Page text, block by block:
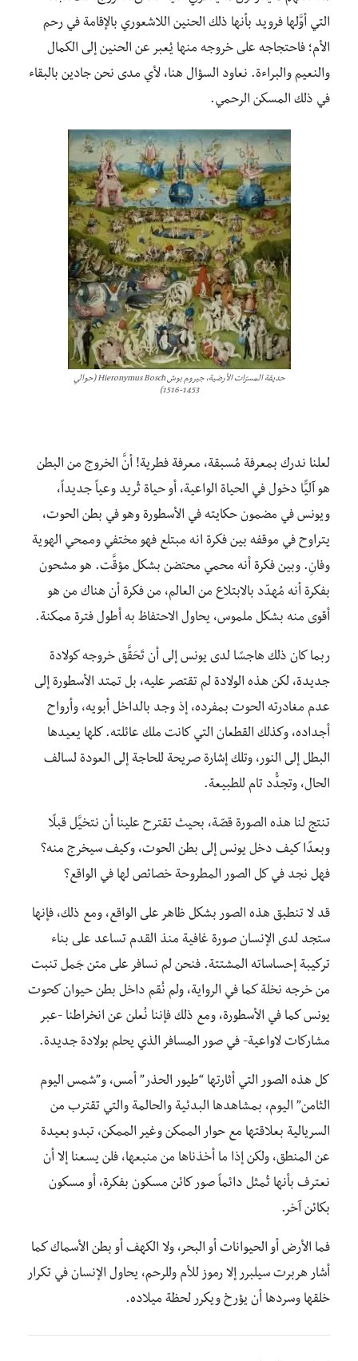
التي أوَّلها فرويد بأنها ذلك الحنين اللاشعوري بالإقامة في رحم
الأم؛ فاحتجاجه على خروجه منها يُعبر عن الحنين إلى الكمال
والنعيم والبراءة. نعاود السؤال هنا، لأي مدى نحن جادين بالبقاء
في ذلك المسكن الرحمي.
حديقة المسرّات الأرضية، جيروم بوش Hieronymus Bosch (حوالي
1453-1516)
لعلنا ندرك بمعرفة مُسبقة، معرفة فطرية! أنَّ الخروج من البطن
هو آليًّا دخول في الحياة الواعية، أو حياة تُريد وعياً جديداً،
ويونس في مضمون حكايته في الأسطورة وهو في بطن الحوت،
يتراوح في موقفه بين فكرة انه مبتلع فهو مختفي وممحي الهوية
وفانِ. وبين فكرة أنه محمي محتضن بشكل مؤقَّت. هو مشحون
بفكرة أنه مُهدّد بالابتلاع من العالم، من فكرة أن هناك من هو
أقوى منه بشكل ملموس، يحاول الاحتفاظ به أطول فترة ممكنة.
ربما كان ذلك هاجسًا لدى يونس إلى أن تَحَقَّق خروجه كولادة
جديدة، لكن هذه الولادة لم تقتصر عليه، بل تمتد الأسطورة إلى
عدم مغادرته الحوت بمفرده، إذ وجد بالداخل أبويه، وأرواح
أجداده، وكذلك القطعان التي كانت ملك عائلته. كلها يعيدها
البطل إلى النور، وتلك إشارة صريحة للحاجة إلى العودة لسالف
الحال، وتجدُّد تام للطبيعة.
تنتج لنا هذه الصورة قصّة، بحيث تقترح علينا أن نتخيَّل قبلًا
وبعدًا كيف دخل يونس إلى بطن الحوت، وكيف سيخرج منه؟
فهل نجد في كل الصور المطروحة خصائص لها في الواقع؟
قد لا تنطبق هذه الصور بشكل ظاهر على الواقع، ومع ذلك، فإنها
ستجد لدى الإنسان صورة غافية منذ القدم تساعد على بناء
تركيبة إحساساته المشتتة. فنحن لم نسافر على متن جَمل تنبت
من خرجه نخلة كما في الرواية، ولم نُقم داخل بطن حيوان كحوت
يونس كما في الأسطورة، ومع ذلك فإننا نُعلن عن انخراطنا -عبر
مشاركات لاواعية- في صور المسافر الذي يحلم بولادة جديدة.
كل هذه الصور التي أثارتها “طيور الحذر” أمس، و”شمس اليوم
الثامن” اليوم، بمشاهدها البدئية والحالمة والتي تقترب من
السريالية بعلاقتها مع حوار الممكن وغير الممكن، تبدو بعيدة
عن المنطق، ولكن إذا ما أخذناها من منبعها، فلن يسعنا إلا أن
نعترف بأنها تُمثل دائماً صور كائن مسكون بفكرة، أو مسكون
بكائن آخر.
فما الأرض أو الحيوانات أو البحر، ولا الكهف أو بطن الأسماك كما
أشار هربرت سيلبرر إلا رموز للأم وللرحم، يحاول الإنسان في تكرار
خلقها وسردها أن يؤرخ ويكرر لحظة ميلاده.